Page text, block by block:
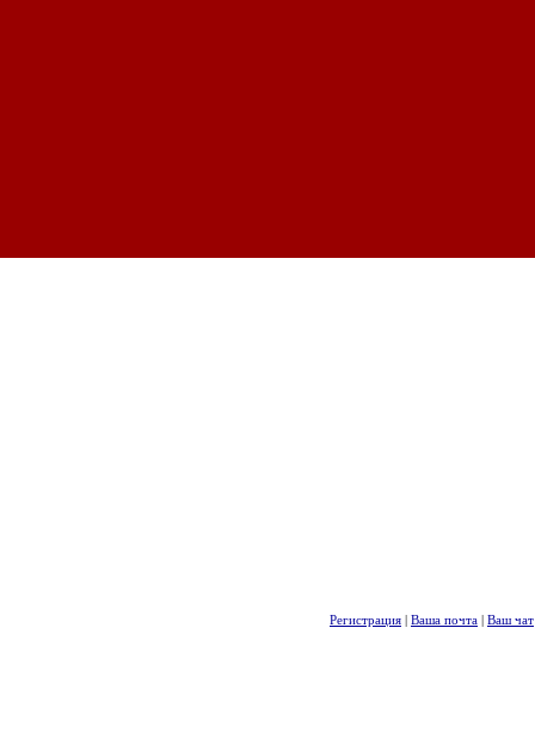
Регистрация | Ваша почта | Ваш чат